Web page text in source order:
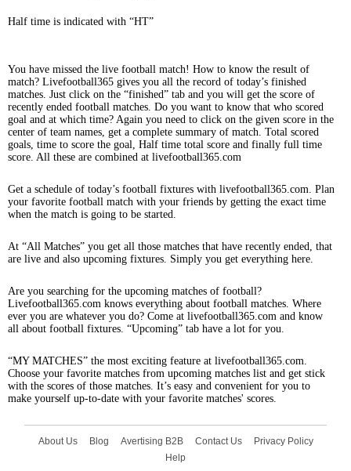
Half time is indicated with “HT”
You have missed the live football match! How to know the result of
match? Livefootball365 gives you all the record of today’s finished
matches. Just click on the “finished” tab and you will get the score of
recently ended football matches. Do you want to know that who scored
goal and at which time? Again you need to click on the given score in the
center of team names, get a complete summary of match. Total scored
goals, time to score the goal, Half time total score and finally full time
score. All these are combined at livefootball365.com
Get a schedule of today’s football fixtures with livefootball365.com. Plan
your favorite football match with your friends by getting the exact time
when the match is going to be started.
At “All Matches” you get all those matches that have recently ended, that
are live and also upcoming fixtures. Simply you get everything here.
Are you searching for the upcoming matches of football?
Livefootball365.com knows everything about football matches. Where
ever you are whatever you do? Come at livefootball365.com and know
all about football fixtures. “Upcoming” tab have a lot for you.
“MY MATCHES” the most exciting feature at livefootball365.com.
Choose your favorite matches from upcoming matches list and get stick
with the scores of those matches. It’s easy and convenient for you to
make yourself up-to-date with your favorite matches' scores.
About Us Blog Avertising B2B Contact Us
Privacy Policy
Help